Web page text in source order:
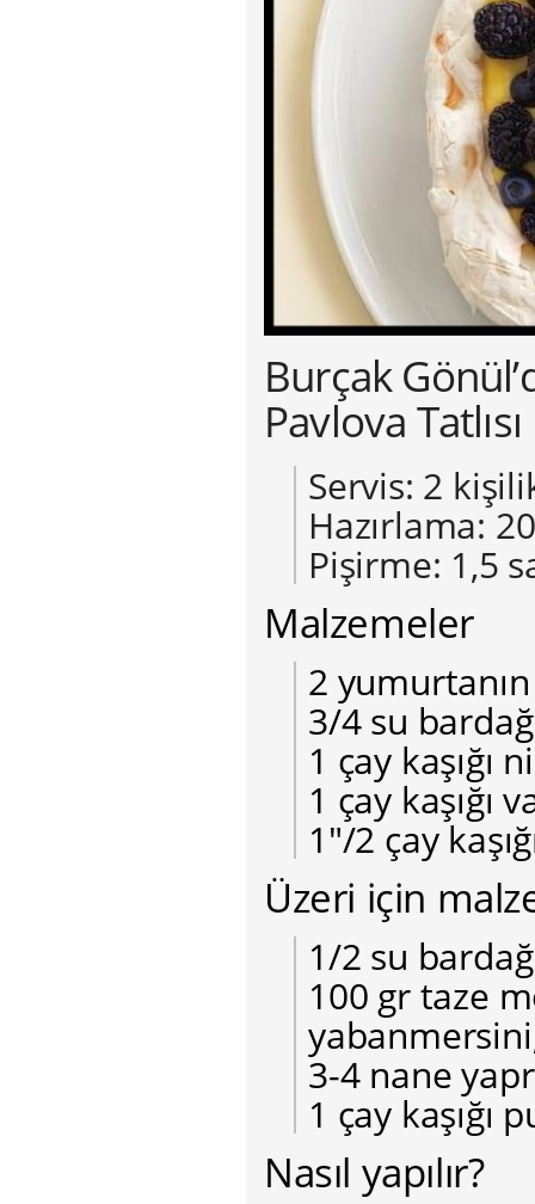
Burçak
Pavlova Tatlısı
Servis: 2
Hazırlama:
Pişirme: 1,5
Malzemeler
2 yumurtanın
3/4 su
1 çay kaşığı
1 çay kaşığı
1″/2 çay
Üzeri için
1/2 su
100 gr taze
3-4 nane
1 çay kaşığı
Nasıl yapılır?